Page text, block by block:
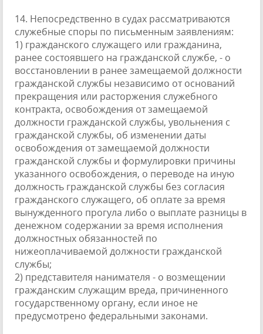
14. Непосредственно в судах рассматриваются
служебные споры по письменным заявлениям:
1) гражданского служащего или гражданина,
ранее состоявшего на гражданской службе, - о
восстановлении в ранее замещаемой должности
гражданской службы независимо от оснований
прекращения или расторжения служебного
контракта, освобождения от замещаемой
должности гражданской службы, увольнения с
гражданской службы, об изменении даты
освобождения от замещаемой должности
гражданской службы и формулировки причины
указанного освобождения, о переводе на иную
должность гражданской службы без согласия
гражданского служащего, об оплате за время
вынужденного прогула либо о выплате разницы в
денежном содержании за время исполнения
должностных обязанностей по
нижеоплачиваемой должности гражданской
службы;
2) представителя нанимателя - о возмещении
гражданским служащим вреда, причиненного
государственному органу, если иное не
предусмотрено федеральными законами.